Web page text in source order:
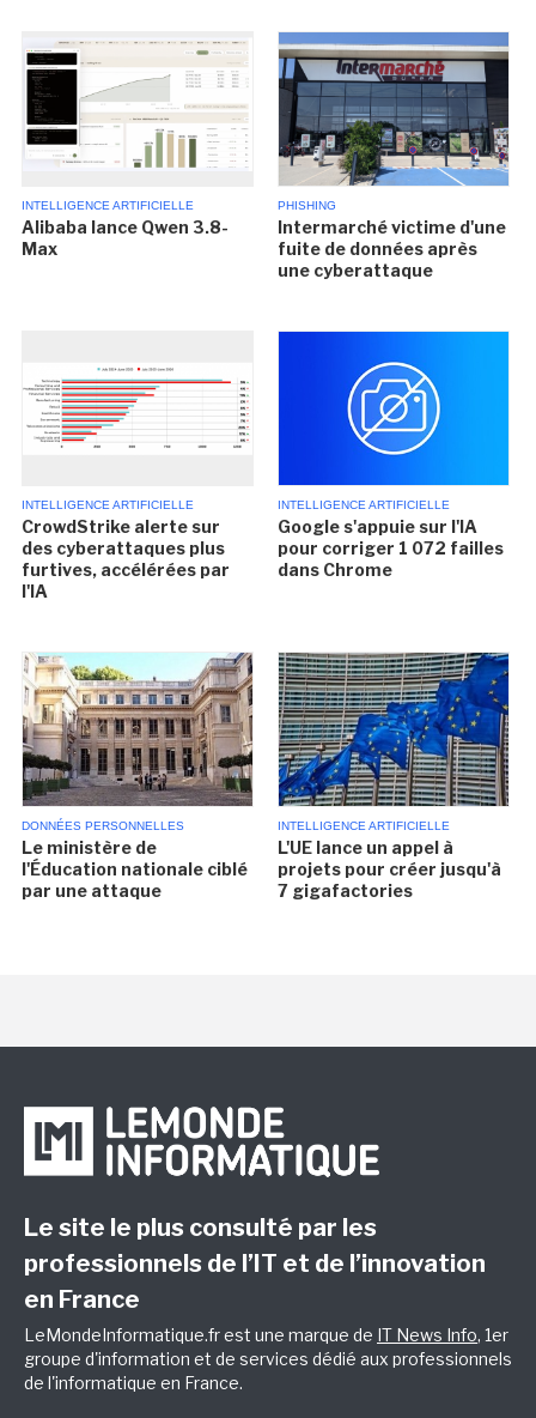
INTELLIGENCE ARTIFICIELLE
Alibaba lance Qwen 3.8-
Max
PHISHING
Intermarché victime d'une
fuite de données après
une cyberattaque
INTELLIGENCE ARTIFICIELLE
CrowdStrike alerte sur
des cyberattaques plus
furtives, accélérées par
l'IA
INTELLIGENCE ARTIFICIELLE
Google s'appuie sur l'IA
pour corriger 1 072 failles
dans Chrome
DONNÉES PERSONNELLES
Le ministère de
l'Éducation nationale ciblé
par une attaque
INTELLIGENCE ARTIFICIELLE
L'UE lance un appel à
projets pour créer jusqu'à
7 gigafactories
Le site le plus consulté par les
professionnels de l’IT et de l’innovation
en France
LeMondeInformatique.fr est une marque de IT News Info, 1er
groupe d'information et de services dédié aux professionnels
de l'informatique en France.